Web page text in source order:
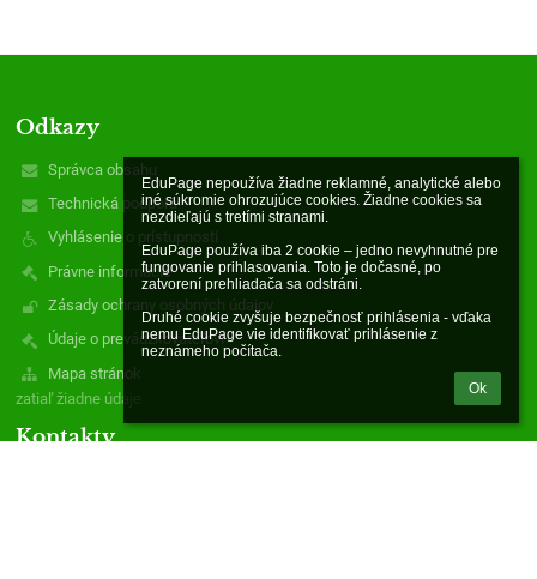
EduPage nepoužíva žiadne reklamné, analytické alebo
iné súkromie ohrozujúce cookies. Žiadne cookies sa
nezdieľajú s tretími stranami.
EduPage používa iba 2 cookie – jedno nevyhnutné pre
fungovanie prihlasovania. Toto je dočasné, po
zatvorení prehliadača sa odstráni.
Druhé cookie zvyšuje bezpečnosť prihlásenia - vďaka
nemu EduPage vie identifikovať prihlásenie z
neznámeho počítača.
Ok
Odkazy
Správca obsahu
Technická podpora
Vyhlásenie o prístupnosti
Právne informácie
Zásady ochrany osobných údajov
Údaje o prevádzkovateľovi
Mapa stránok
zatiaľ žiadne údaje
Kontakty